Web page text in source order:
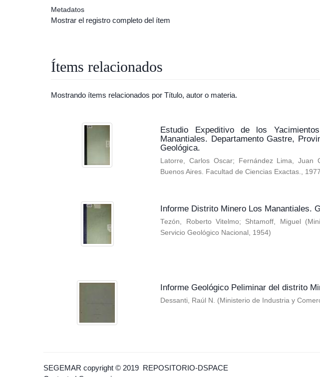
Metadatos
Mostrar el registro completo del ítem
Ítems relacionados
Mostrando ítems relacionados por Título, autor o materia.
Estudio Expeditivo de los
Manantiales. Departamento Gastre,
Geológica.
Latorre, Carlos Oscar; Fernández Lima, Juan
Buenos Aires. Facultad de Ciencias Exactas.,
Informe Distrito Minero Los Manantiales.
Tezón, Roberto Vitelmo; Shtamoff, Miguel (
Servicio Geológico Nacional , 1954)
Informe Geológico Peliminar del distrito
Dessanti, Raúl N. (Ministerio de Industria y
SEGEMAR copyright © 2019 REPOSITORIO-DSPACE